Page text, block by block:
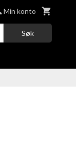
Min konto
Søk